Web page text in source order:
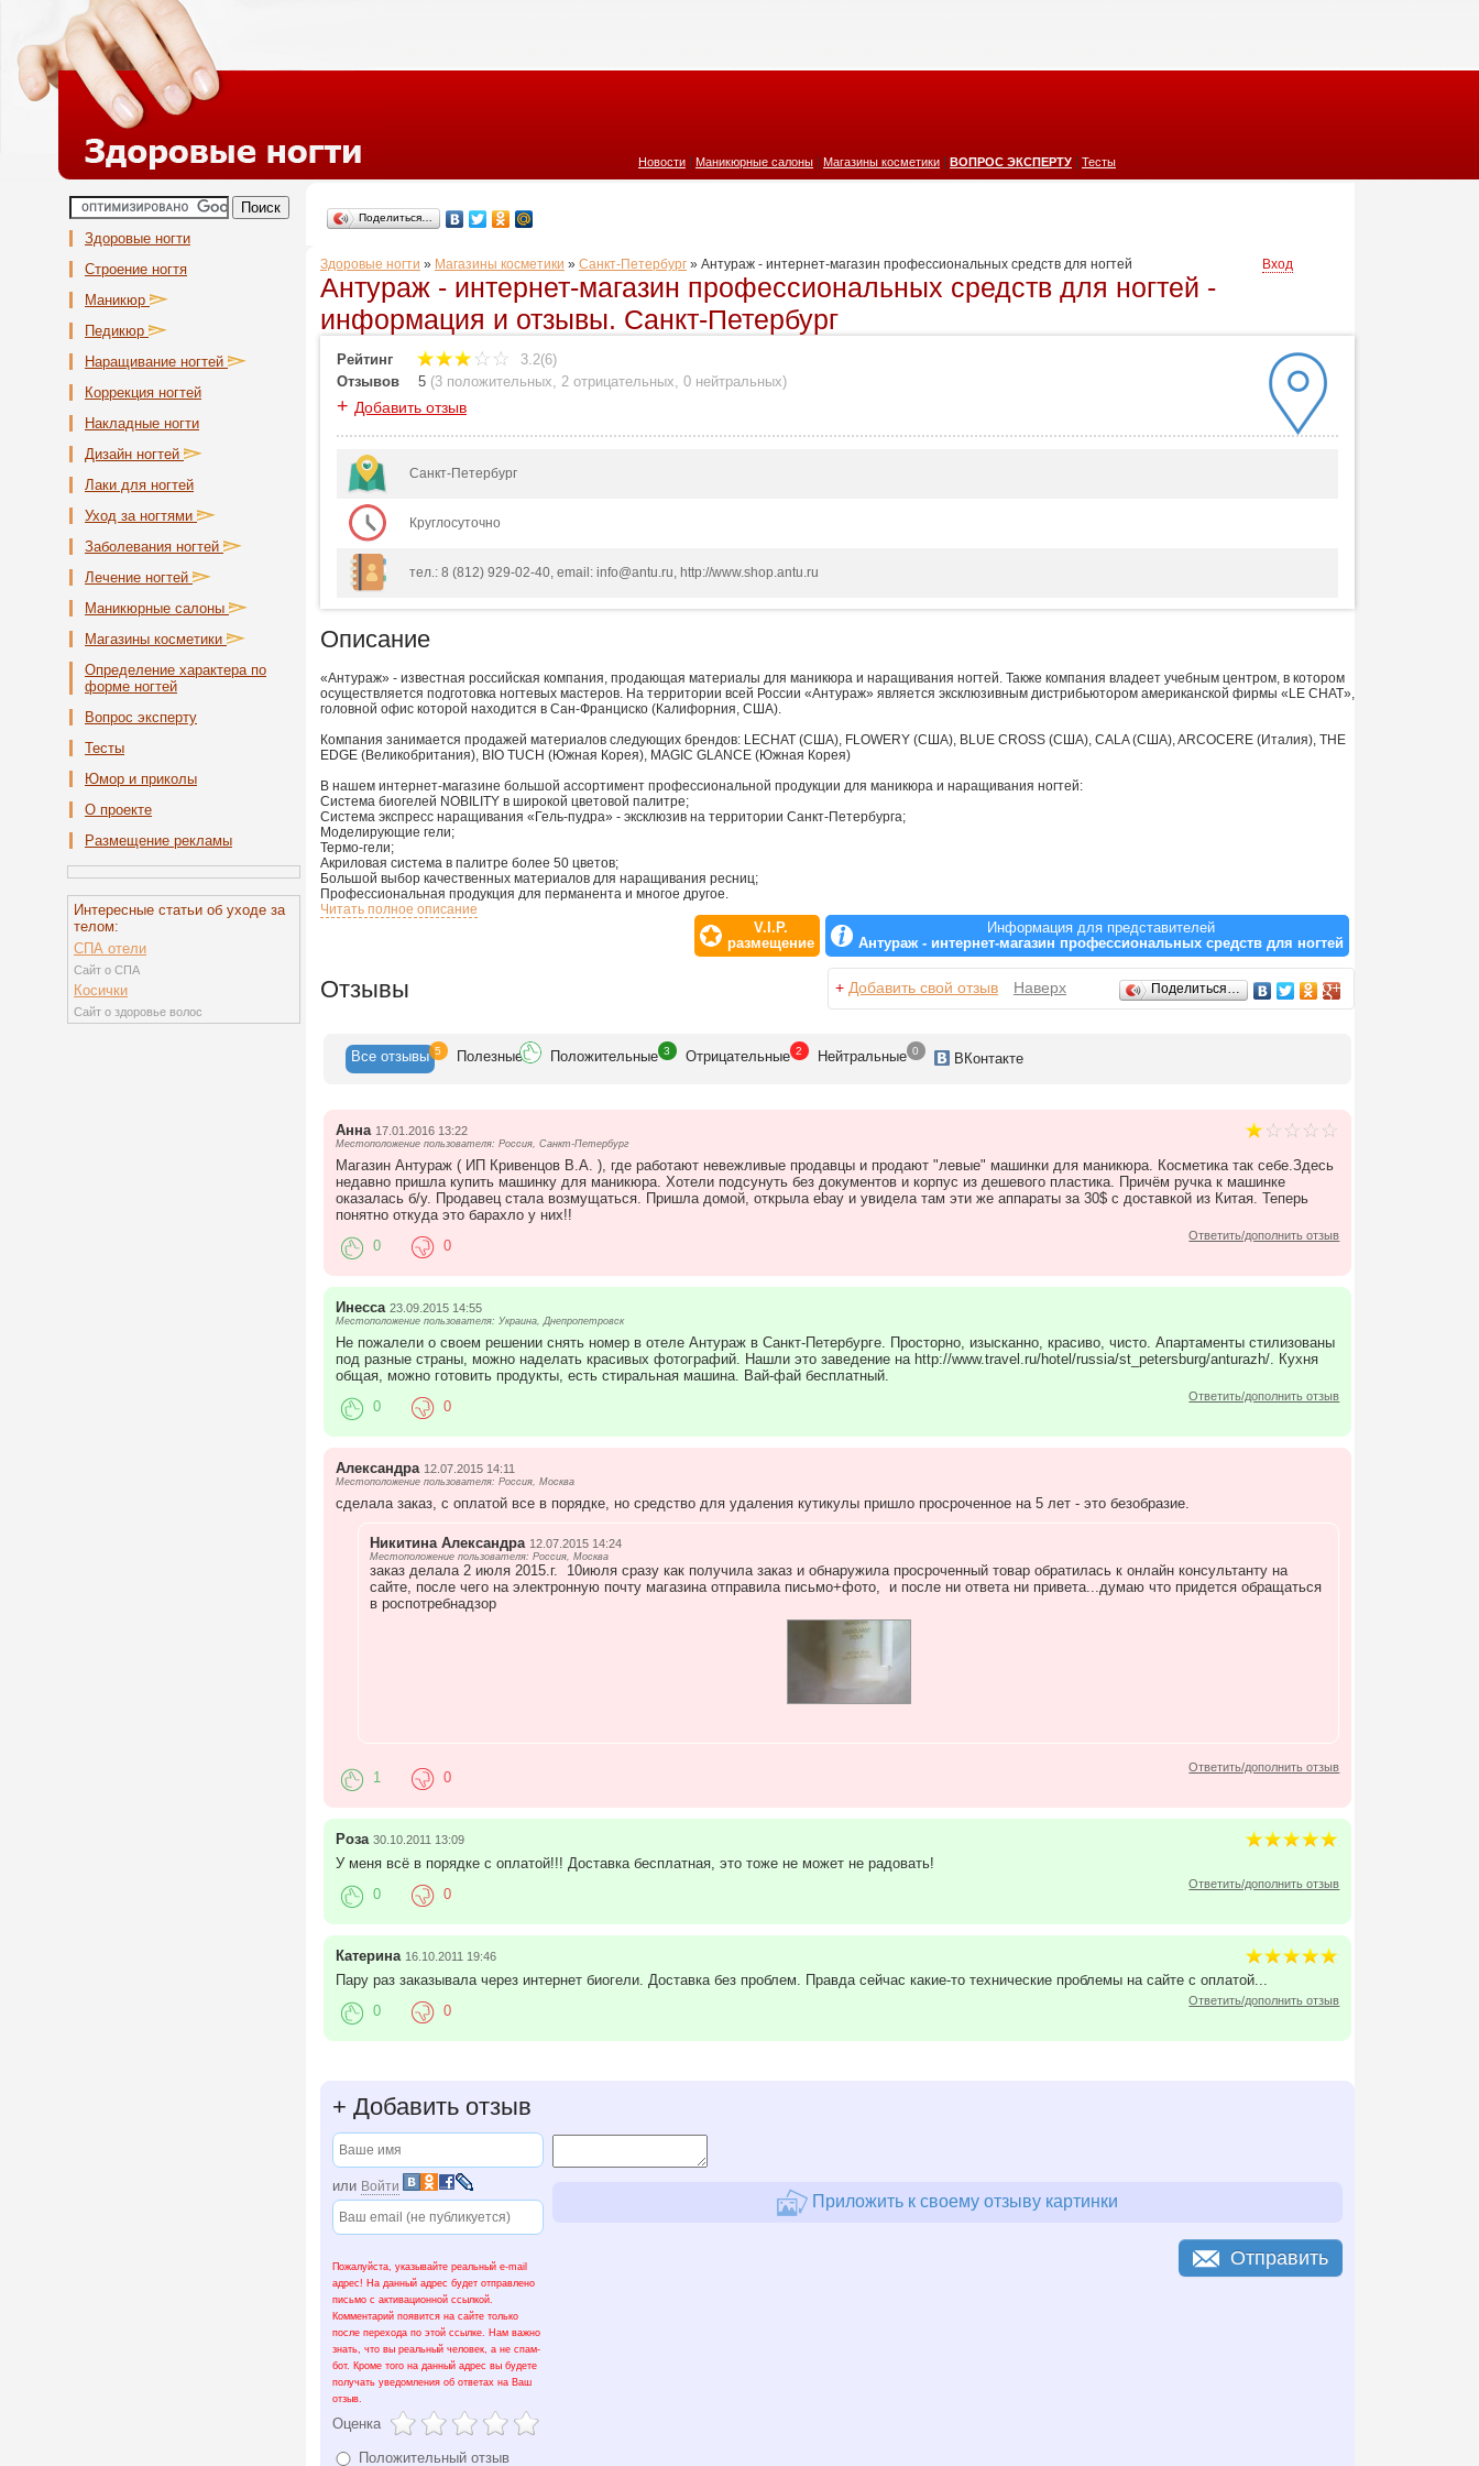
Новости Маникюрные салоны Магазины косметики ВОПРОС ЭКСПЕРТУ Тесты
Здоровые ногти
Строение ногтя
Маникюр
Педикюр
Наращивание ногтей
Коррекция ногтей
Накладные ногти
Дизайн ногтей
Лаки для ногтей
Уход за ногтями
Заболевания ногтей
Лечение ногтей
Маникюрные салоны
Магазины косметики
Определение характера по
форме ногтей
Вопрос эксперту
Тесты
Юмор и приколы
О проекте
Размещение рекламы
Интересные статьи об уходе за
телом:
СПА отели
Сайт о СПА
Косички
Сайт о здоровье волос
Поделиться…
Здоровые ногти » Магазины косметики » Санкт-Петербург » Антураж - интернет-магазин профессиональных средств для ногтей Вход
Антураж - интернет-магазин профессиональных средств для ногтей -
информация и отзывы. Санкт-Петербург
Рейтинг
3.2(6)
Отзывов
5 (3 положительных, 2 отрицательных, 0 нейтральных)
+ Добавить отзыв
Санкт-Петербург
Круглосуточно
тел.: 8 (812) 929-02-40, email: info@antu.ru, http://www.shop.antu.ru
Описание
«Антураж» - известная российская компания, продающая материалы для маникюра и наращивания ногтей. Также компания владеет учебным центром, в котором
осуществляется подготовка ногтевых мастеров. На территории всей России «Антураж» является эксклюзивным дистрибьютором американской фирмы «LE CHAT»,
головной офис которой находится в Сан-Франциско (Калифорния, США).
Компания занимается продажей материалов следующих брендов: LECHAT (США), FLOWERY (США), BLUE CROSS (США), CALA (США), ARCOCERE (Италия), THE
EDGE (Великобритания), BIO TUCH (Южная Корея), MAGIC GLANCE (Южная Корея)
В нашем интернет-магазине большой ассортимент профессиональной продукции для маникюра и наращивания ногтей:
Система биогелей NOBILITY в широкой цветовой палитре;
Система экспресс наращивания «Гель-пудра» - эксклюзив на территории Санкт-Петербурга;
Моделирующие гели;
Термо-гели;
Акриловая система в палитре более 50 цветов;
Большой выбор качественных материалов для наращивания ресниц;
Профессиональная продукция для перманента и многое другое.
Читать полное описание
V.I.P.
размещение
Информация для представителей
Антураж - интернет-магазин профессиональных средств для ногтей
Отзывы + Добавить свой отзыв Наверх Поделиться…
Все отзывы 5 Полезные Положительные 3 Отрицательные 2 Нейтральные 0 ВКонтакте
Анна 17.01.2016 13:22
Местоположение пользователя: Россия, Санкт-Петербург
Магазин Антураж ( ИП Кривенцов В.А. ), где работают невежливые продавцы и продают "левые" машинки для маникюра. Косметика так себе.Здесь
недавно пришла купить машинку для маникюра. Хотели подсунуть без документов и корпус из дешевого пластика. Причём ручка к машинке
оказалась б/у. Продавец стала возмущаться. Пришла домой, открыла ebay и увидела там эти же аппараты за 30$ с доставкой из Китая. Теперь
понятно откуда это барахло у них!!
Ответить/дополнить отзыв
0 0
Инесса 23.09.2015 14:55
Местоположение пользователя: Украина, Днепропетровск
Не пожалели о своем решении снять номер в отеле Антураж в Санкт-Петербурге. Просторно, изысканно, красиво, чисто. Апартаменты стилизованы
под разные страны, можно наделать красивых фотографий. Нашли это заведение на http://www.travel.ru/hotel/russia/st_petersburg/anturazh/. Кухня
общая, можно готовить продукты, есть стиральная машина. Вай-фай бесплатный.
Ответить/дополнить отзыв
0 0
Александра 12.07.2015 14:11
Местоположение пользователя: Россия, Москва
сделала заказ, с оплатой все в порядке, но средство для удаления кутикулы пришло просроченное на 5 лет - это безобразие.
Никитина Александра 12.07.2015 14:24
Местоположение пользователя: Россия, Москва
заказ делала 2 июля 2015.г. 10июля сразу как получила заказ и обнаружила просроченный товар обратилась к онлайн консультанту на
сайте, после чего на электронную почту магазина отправила письмо+фото, и после ни ответа ни привета...думаю что придется обращаться
в роспотребнадзор
Ответить/дополнить отзыв
1 0
Роза 30.10.2011 13:09
У меня всё в порядке с оплатой!!! Доставка бесплатная, это тоже не может не радовать!
Ответить/дополнить отзыв
0 0
Катерина 16.10.2011 19:46
Пару раз заказывала через интернет биогели. Доставка без проблем. Правда сейчас какие-то технические проблемы на сайте с оплатой...
Ответить/дополнить отзыв
0 0
+ Добавить отзыв
или Войти
Пожалуйста, указывайте реальный e-mail
адрес! На данный адрес будет отправлено
письмо с активационной ссылкой.
Комментарий появится на сайте только
после перехода по этой ссылке. Нам важно
знать, что вы реальный человек, а не спам-
бот. Кроме того на данный адрес вы будете
получать уведомления об ответах на Ваш
отзыв.
Оценка
Положительный отзыв
Приложить к своему отзыву картинки
Отправить